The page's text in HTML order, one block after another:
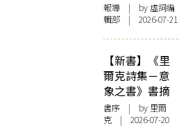
報導 | by 虛詞編
輯部 | 2026-07-21
【新書】《里
爾克詩集－意
象之書》書摘
書序 | by 里爾
克 | 2026-07-20